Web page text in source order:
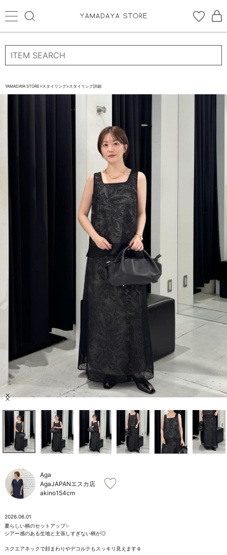
ログイン 新規会員登録
STORE BRAND・LABELから探す
ブランド一覧
店舗検索
ご利用ガイド/ヘルプ
YAMADAYA STORE>スタイリング>スタイリング詳細
Item
Aga
AgaJAPANエスカ店
akino154cm
2026.06.01
夏らしい柄のセットアップ✨
シアー感のある生地と主張しすぎない柄が◎
スクエアネックで顔まわりやデコルテもスッキリ見えます☺️
ログイン